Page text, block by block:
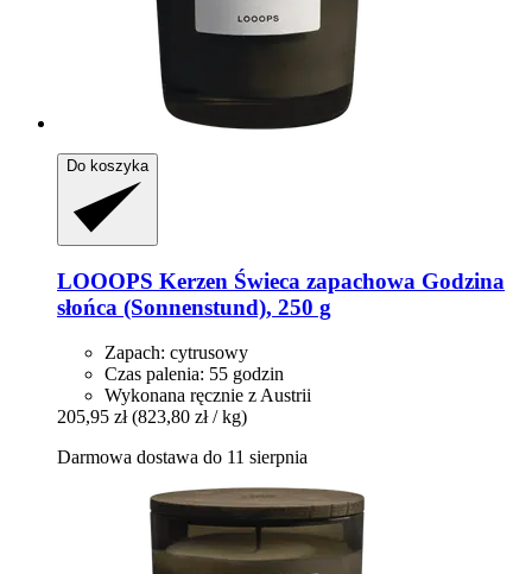
Do koszyka
LOOOPS Kerzen Świeca zapachowa Godzina
słońca (Sonnenstund), 250 g
Zapach: cytrusowy
Czas palenia: 55 godzin
Wykonana ręcznie z Austrii
205,95 zł (823,80 zł / kg)
Darmowa dostawa do 11 sierpnia